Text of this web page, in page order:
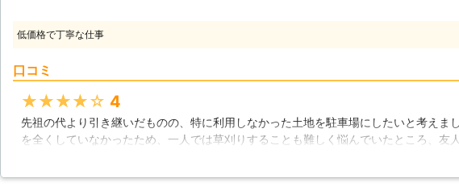
ます。例えば草刈りを行っていないと、草がぼうぼう
まうと、そういったものに目を付けられつぃまう可能性
に草むらになってしまうますと、虫や動物の住処となっ
せん。ハチなどはもちろん危険ですし、やネズミなども
て不衛生になってしまうことも考えられるのです。
低価格で丁寧な仕事
口コミ
★★★★★ 4
先祖の代より引き継いだものの、特に利用しなかった土地を駐車場にしたいと考えま
を全くしていなかったため、一人では草刈りすることも難しく悩んでいたところ、友
いたのがこちらの業者です。相談したところすぐに見積もりに来てくれ、提示された